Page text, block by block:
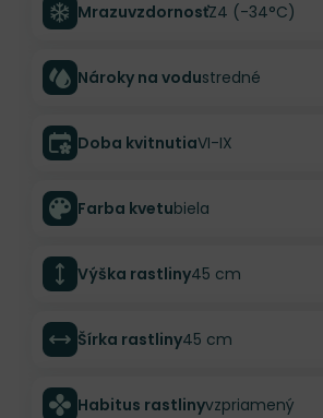
MrazuvzdornosťZ4 (-34°C)
Nároky na vodustredné
Doba kvitnutiaVI-IX
Farba kvetubiela
Výška rastliny45 cm
Šírka rastliny45 cm
Habitus rastlinyvzpriamený